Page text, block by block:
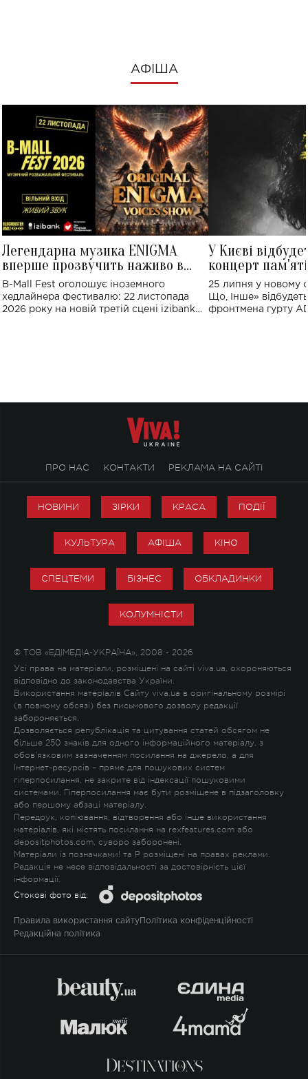
АФІША
Легендарна музика ENIGMA
вперше прозвучить наживо в
Україні: де відбудеться концерт
B-Mall Fest оголошує іноземного
хедлайнера фестивалю: 22 листопада
2026 року на новій третій сцені izibank
У Києві
концерт
Клименка:
виконають
25 липня у новому
Що, Інше»
фронтмена гурту
ПРО НАС КОНТАКТИ РЕКЛАМА НА САЙТІ
НОВИНИ ЗІРКИ КРАСА ПОДІЇ
КУЛЬТУРА АФІША КІНО
СПЕЦТЕМИ БІЗНЕС ОБКЛАДИНКИ
КОЛУМНІСТИ
© ТОВ «ЕДІМЕДІА-УКРАЇНА», 2008 - 2026
Усі права на матеріали, розміщені на сайті viva.ua, охороняються
відповідно до законодавства України.
Використання матеріалів Сайту viva.ua в оригінальному розмірі
(в повному обсязі) без письмового дозволу редакції
забороняється.
Дозволяється републікація та цитування статей обсягом не
більше 250 знаків для одного інформаційного матеріалу, з
обов'язковим зазначенням посилання на джерело, а для
Інтернет-ресурсів – пряме для пошукових систем
гіперпосилання, не закрите від індексації пошуковими
системами. Гіперпосилання має бути розміщене в підзаголовку
або першому абзаці матеріалу.
Передрук, копіювання, відтворення або інше використання
матеріалів, які містять посилання на rexfeatures.com або
depositphotos.com, суворо заборонені.
Матеріали із позначками! та P розміщені на правах реклами.
Редакція не несе відповідальності за достовірність цієї
інформації.
Стокові фото від:
Правила використання сайту Політика конфіденційності
Редакційна політика